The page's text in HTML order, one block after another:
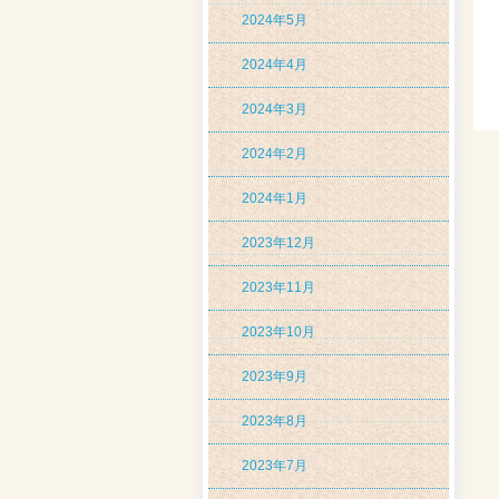
2024年5月
2024年4月
2024年3月
2024年2月
2024年1月
2023年12月
2023年11月
2023年10月
2023年9月
2023年8月
2023年7月